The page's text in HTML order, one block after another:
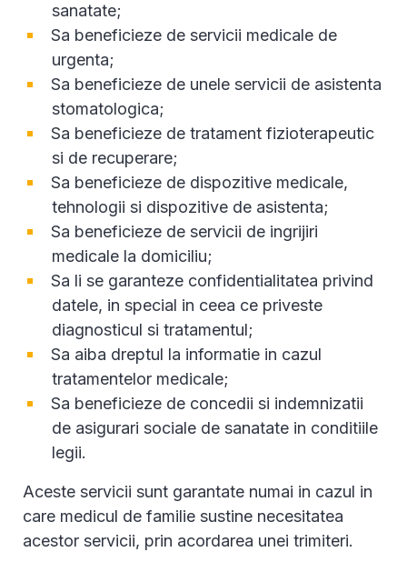
sanatate;
Sa beneficieze de servicii medicale de
urgenta;
Sa beneficieze de unele servicii de asistenta
stomatologica;
Sa beneficieze de tratament fizioterapeutic
si de recuperare;
Sa beneficieze de dispozitive medicale,
tehnologii si dispozitive de asistenta;
Sa beneficieze de servicii de ingrijiri
medicale la domiciliu;
Sa li se garanteze confidentialitatea privind
datele, in special in ceea ce priveste
diagnosticul si tratamentul;
Sa aiba dreptul la informatie in cazul
tratamentelor medicale;
Sa beneficieze de concedii si indemnizatii
de asigurari sociale de sanatate in conditiile
legii.
Aceste servicii sunt garantate numai in cazul in
care medicul de familie sustine necesitatea
acestor servicii, prin acordarea unei trimiteri.